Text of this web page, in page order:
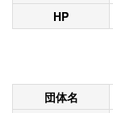
HP
団体名